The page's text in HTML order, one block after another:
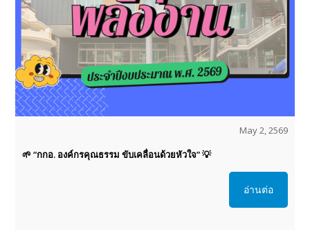
May 2, 2569
🌱 “กกอ. องค์กรคุณธรรม ขับเคลื่อนด้วยหัวใจ” 💡
อ่านต่อ